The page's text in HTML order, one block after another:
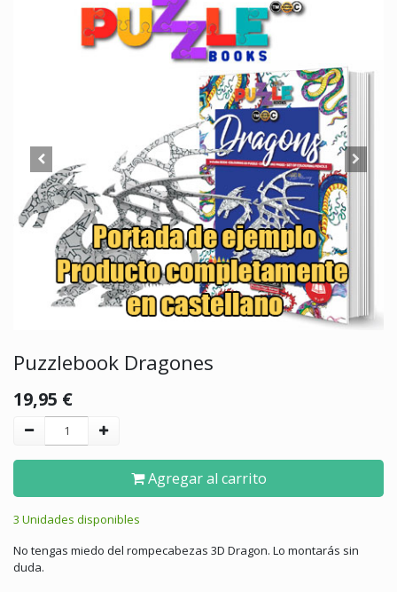
Puzzlebook Dragones
19,95 €
Agregar al carrito
3 Unidades disponibles
No tengas miedo del rompecabezas 3D Dragon. Lo montarás sin
duda.